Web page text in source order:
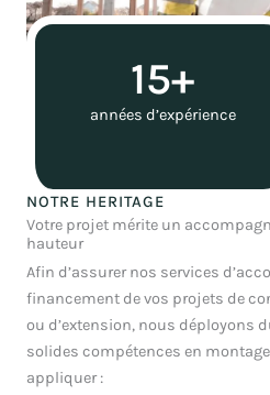
15+
années d’expérience
NOTRE HERITAGE
Votre projet mérite un
hauteur
Afin d’assurer nos services
financement de vos projets de
ou d’extension, nous déployons
solides compétences en
appliquer :